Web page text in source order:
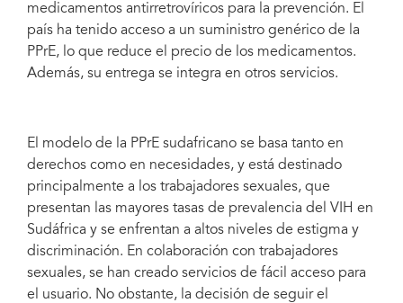
medicamentos antirretrovíricos para la prevención. El
país ha tenido acceso a un suministro genérico de la
PPrE, lo que reduce el precio de los medicamentos.
Además, su entrega se integra en otros servicios.
El modelo de la PPrE sudafricano se basa tanto en
derechos como en necesidades, y está destinado
principalmente a los trabajadores sexuales, que
presentan las mayores tasas de prevalencia del VIH en
Sudáfrica y se enfrentan a altos niveles de estigma y
discriminación. En colaboración con trabajadores
sexuales, se han creado servicios de fácil acceso para
el usuario. No obstante, la decisión de seguir el